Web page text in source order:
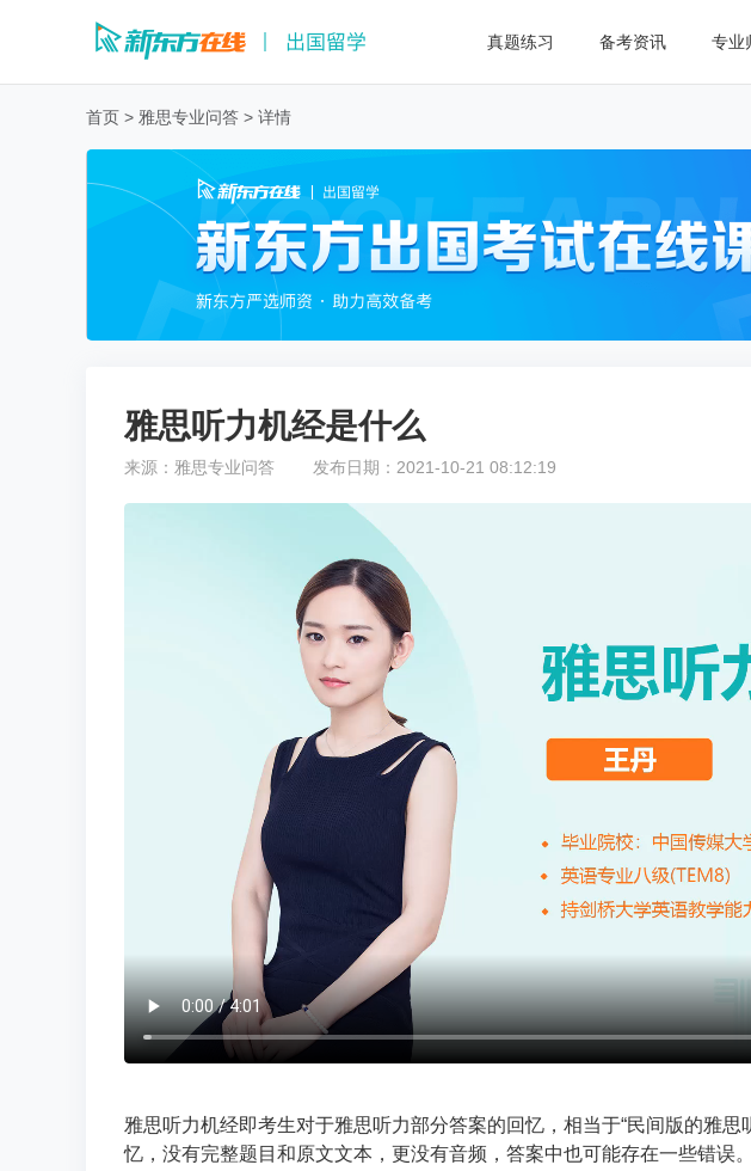
真题练习 备考资讯 专业
首页 > 雅思专业问答 > 详情
雅思听力机经是什么
来源： 雅思专业问答 发布日期： 2021-10-21 08:12:19
雅思听力机经即考生对于雅思听力部分答案的回忆，相当于“民间版的雅思
忆，没有完整题目和原文文本，更没有音频，答案中也可能存在一些错误